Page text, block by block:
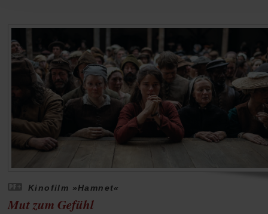
Kinofilm »Hamnet«
Mut zum Gefühl